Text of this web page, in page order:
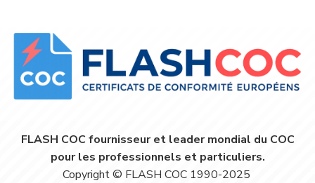
FLASH COC fournisseur et leader mondial du COC
pour les professionnels et particuliers.
Copyright © FLASH COC 1990-2025